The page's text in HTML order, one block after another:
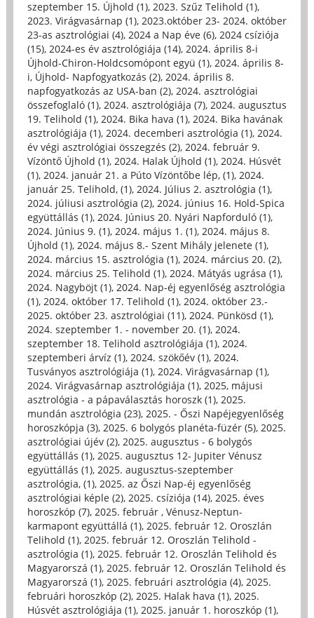
szeptember 15. Újhold (1), 2023. Szűz Telihold (1),
2023. Virágvasárnap (1), 2023.október 23- 2024. október
23-as asztrológiai (4), 2024 a Nap éve (6), 2024 csíziója
(15), 2024-es év asztrológiája (14), 2024. április 8-i
Újhold-Chiron-Holdcsomópont együ (1), 2024. április 8-
i, Újhold- Napfogyatkozás (2), 2024. április 8.
napfogyatkozás az USA-ban (2), 2024. asztrológiai
összefoglaló (1), 2024. asztrológiája (7), 2024. augusztus
19. Telihold (1), 2024. Bika hava (1), 2024. Bika havának
asztrológiája (1), 2024. decemberi asztrológia (1), 2024.
év végi asztrológiai összegzés (2), 2024. február 9.
Vízöntő Újhold (1), 2024. Halak Újhold (1), 2024. Húsvét
(1), 2024. január 21. a Púto Vízöntőbe lép, (1), 2024.
január 25. Telihold, (1), 2024. Július 2. asztrológia (1),
2024. júliusi asztrológia (2), 2024. június 16. Hold-Spica
együttállás (1), 2024. Június 20. Nyári Napforduló (1),
2024. Június 9. (1), 2024. május 1. (1), 2024. május 8.
Újhold (1), 2024. május 8.- Szent Mihály jelenete (1),
2024. március 15. asztrológia (1), 2024. március 20. (2),
2024. március 25. Telihold (1), 2024. Mátyás ugrása (1),
2024. Nagyböjt (1), 2024. Nap-éj egyenlőség asztrológia
(1), 2024. október 17. Telihold (1), 2024. október 23.-
2025. október 23. asztrológiai (11), 2024. Pünkösd (1),
2024. szeptember 1. - november 20. (1), 2024.
szeptember 18. Telihold asztrológiája (1), 2024.
szeptemberi árvíz (1), 2024. szökőév (1), 2024.
Tusványos asztrológiája (1), 2024. Virágvasárnap (1),
2024. Virágvasárnap asztrológiája (1), 2025, májusi
asztrológia - a pápaválasztás horoszk (1), 2025.
mundán asztrológia (23), 2025. - Őszi Napéjegyenlőség
horoszkópja (3), 2025. 6 bolygós planéta-füzér (5), 2025.
asztrológiai újév (2), 2025. augusztus - 6 bolygós
együttállás (1), 2025. augusztus 12- Jupiter Vénusz
együttállás (1), 2025. augusztus-szeptember
asztrológia, (1), 2025. az Őszi Nap-éj egyenlőség
asztrológiai képle (2), 2025. csíziója (14), 2025. éves
horoszkóp (7), 2025. február , Vénusz-Neptun-
karmapont együttállá (1), 2025. február 12. Oroszlán
Telihold (1), 2025. február 12. Oroszlán Telihold -
asztrológia (1), 2025. február 12. Oroszlán Telihold és
Magyarorszá (1), 2025. február 12. Oroszlán Telihold és
Magyarorszá (1), 2025. februári asztrológia (4), 2025.
februári horoszkóp (2), 2025. Halak hava (1), 2025.
Húsvét asztrológiája (1), 2025. január 1. horoszkóp (1),